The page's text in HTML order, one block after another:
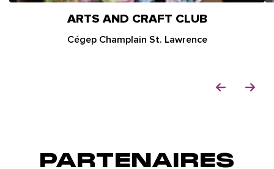
ARTS AND CRAFT CLUB
Cégep Champlain St. Lawrence
PARTENAIRES